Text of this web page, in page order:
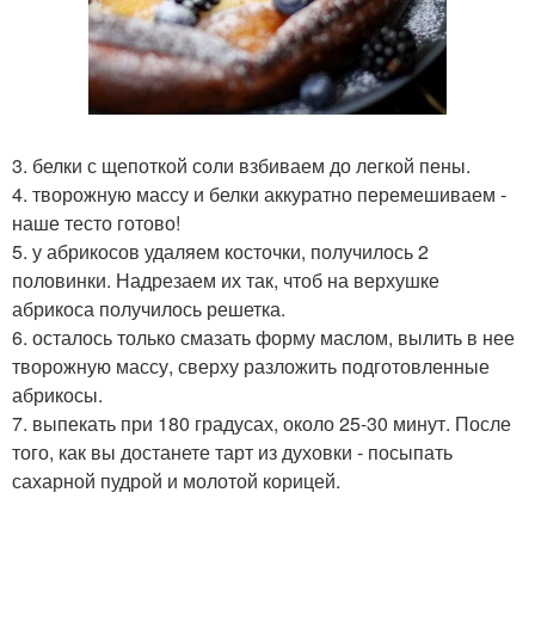
3. белки с щепоткой соли взбиваем до легкой пены.
4. творожную массу и белки аккуратно перемешиваем -
наше тесто готово!
5. у абрикосов удаляем косточки, получилось 2
половинки. Надрезаем их так, чтоб на верхушке
абрикоса получилось решетка.
6. осталось только смазать форму маслом, вылить в нее
творожную массу, сверху разложить подготовленные
абрикосы.
7. выпекать при 180 градусах, около 25-30 минут. После
того, как вы достанете тарт из духовки - посыпать
сахарной пудрой и молотой корицей.